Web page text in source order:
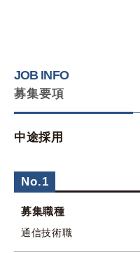
JOB INFO
募集要項
中途採用
No.1
募集職種
通信技術職